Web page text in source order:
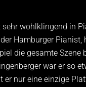
sehr wohlklingend in
Hamburger
die gesamte Szene
war er so
er nur eine einzige